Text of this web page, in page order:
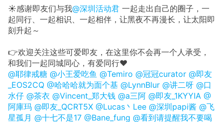
☀️感谢即友们与我@深圳活动君 一起走出自己的圈子，一
起同行、一起相识、一起相伴，让黑夜不再漫长，让太阳即
刻升起～
👉欢迎关注这些可爱即友，在这里你不会再一个人承受，
和我们一起同城同心，有爱同行❤️
@耶律戒糖 @小王爱吃鱼 @Temiro @冠冠curator @即友
_EOS2CQ @哈哈哈就为面个基 @LynnBlur @讲二呀 @口
水仔 @茶衣 @Vincent_郑大钱 @a三阿 @即友_1KYYIA @
阿庫玛 @即友_QCRT5X @Lucas丶Lee @深圳papi酱 @飞
星孤月 @十七不是17 @Bane_fung @看到请提醒我不要喝